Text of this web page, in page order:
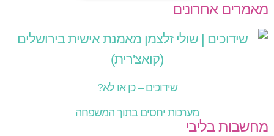
מאמרים אחרונים
שידוכים – כן או לא?
מערכות יחסים בתוך המשפחה
מחשבות בליבי